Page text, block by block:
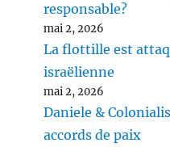
responsable?
mai 2, 2026
La flottille est
israëlienne
mai 2, 2026
Daniele &
accords de paix